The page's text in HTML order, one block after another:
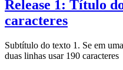
Release 1: Título
caracteres
Subtítulo do texto 1. Se em
duas linhas usar 190 caracteres